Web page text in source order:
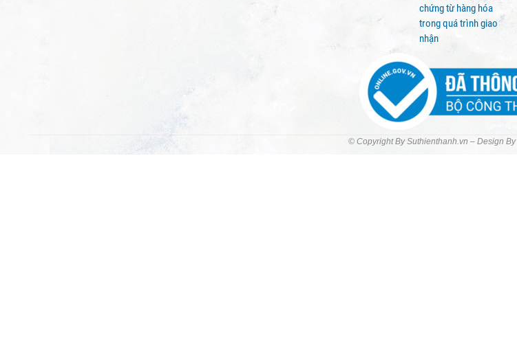
chứng từ hàng hóa
trong quá trình giao
nhận
© Copyright By Suthienthanh.vn – Design By